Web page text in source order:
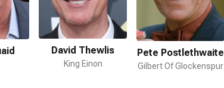
David Thewlis
King Einon
Pete Postlethwaite
Gilbert Of Glockenspur